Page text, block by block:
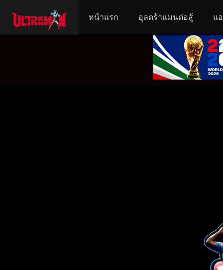
หน้าแรก อุลตร้าแมนต่อสู้ แ